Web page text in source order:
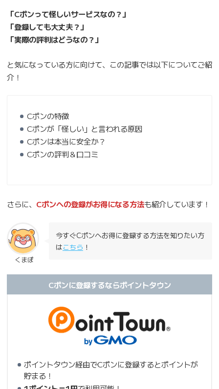
「Cポンって怪しいサービスなの？」
「登録しても大丈夫？」
「実際の評判はどうなの？」
と気になっている方に向けて、この記事では以下についてご紹
介！
Cポンの特徴
Cポンが「怪しい」と言われる原因
Cポンは本当に安全か？
Cポンの評判＆口コミ
さらに、 Cポンへの登録がお得になる方法も紹介しています！
くまぽ
今すぐCポンへお得に登録する方法を知りたい方
はこちら ！
Cポンに登録するならポイントタウン
ポイントタウン経由でCポンに登録するとポイントが
貯まる！